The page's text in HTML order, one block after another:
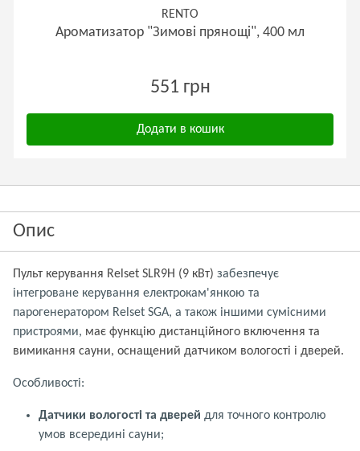
RENTO
Ароматизатор "Зимові прянощі", 400 мл
551 грн
Додати в кошик
Опис
Пульт керування Relset SLR9H (9 кВт) забезпечує
інтегроване керування електрокам'янкою та
парогенератором Relset SGA, а також іншими сумісними
пристроями, має функцію дистанційного включення та
вимикання сауни, оснащений датчиком вологості і дверей.
Особливості:
Датчики вологості та дверей для точного контролю
умов всередині сауни;